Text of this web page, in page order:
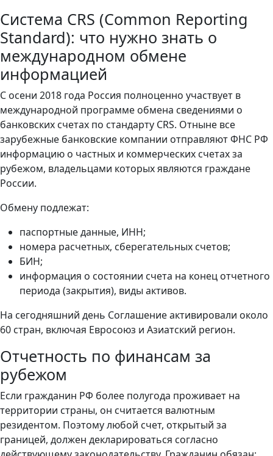
Система CRS (Common Reporting
Standard): что нужно знать о
международном обмене
информацией
С осени 2018 года Россия полноценно участвует в
международной программе обмена сведениями о
банковских счетах по стандарту CRS. Отныне все
зарубежные банковские компании отправляют ФНС РФ
информацию о частных и коммерческих счетах за
рубежом, владельцами которых являются граждане
России.
Обмену подлежат:
паспортные данные, ИНН;
номера расчетных, сберегательных счетов;
БИН;
информация о состоянии счета на конец отчетного
периода (закрытия), виды активов.
На сегодняшний день Соглашение активировали около
60 стран, включая Евросоюз и Азиатский регион.
Отчетность по финансам за
рубежом
Если гражданин РФ более полугода проживает на
территории страны, он считается валютным
резидентом. Поэтому любой счет, открытый за
границей, должен декларироваться согласно